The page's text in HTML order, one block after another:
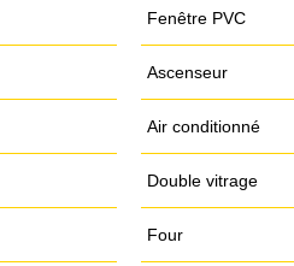
Fenêtre PVC
Ascenseur
Air conditionné
Double vitrage
Four